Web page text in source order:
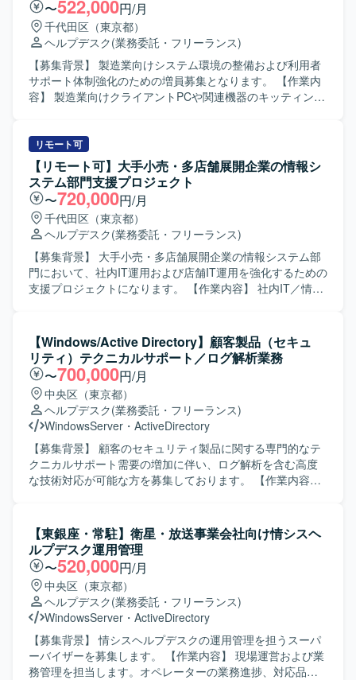
しと、対象サーバーの一覧作成を行います。 ・本稼働した
サーバーのNotesDB登録およびEOSを実施したサーバーの
NotesDB削除対応を行います。 ・サーバーから取得したID
リストとNotesDBの登録内容との整合性チェックを行い、
不整合があった場合の調査および問い合わせ対応を実施い
たします。 【求める人物像】 ・丁寧かつ正確にデータを扱
ョンを取りながら、状況報告や相談を適切に行っていただ
ける方を歓迎いたします。 【ポジションの魅力】 ・特権ID
管理やセキュリティパッチ適用など、リスク管理領域の実
務を通じてインフラ運用・セキュリティに関する知見を深
めていただけます。 ・NotesDBやバッチ処理、Excelマクロ
などを活用した運用自動化・効率化の経験を積むことがで
きます。 【開発環境】 ・NotesDB ・Excelマクロ、Lotusス
クリプト
〜522,000円/月
千代田区（東京都）
ヘルプデスク(業務委託・フリーランス)
【募集背景】 製造業向けシステム環境の整備および利用者
サポート体制強化のための増員募集となります。 【作業内
容】 製造業向けクライアントPCや関連機器のキッティング
などを実施いたします。併せて、インフラ環境や業務アプ
リケーション、プリンター等に関する問い合わせに対応
し、一次切り分けやエスカレーション、利用者への操作案
内などを行っていただきます。作業手順の標準化に向けた
手順書の作成や更新にも携わっていただきます。 【求める
人物像】 利用者目線で丁寧に対応できる方を求めていま
す。コミュニケーションを取りながら状況整理や説明を行
うことが得意な方、自ら主体的に業務改善や手順の整備に
取り組める方にマッチする環境です。複数のタスクを並行
して進めながらも、確実かつ正確に作業を遂行できる方を
積むことができます。現場での問い合わせ内容を踏まえな
がら、標準化や手順書整備に関わることで、運用設計の視
点を身に付けていただけます。長期的な参画を通じて、顧
客業務や環境への理解を深めながらスキルの幅を広げてい
くことが可能です。 【開発環境】 クライアントPCおよび
周辺機器、業務アプリケーション、プリンター等を対象と
したエンドユーザーコンピューティング環境となります。
リモート可
【リモート可】大手小売・多店舗展開企業の情報シ
ステム部門支援プロジェクト
〜720,000円/月
千代田区（東京都）
ヘルプデスク(業務委託・フリーランス)
【募集背景】 大手小売・多店舗展開企業の情報システム部
門において、社内IT運用および店舗IT運用を強化するための
支援プロジェクトになります。 【作業内容】 社内IT／情シ
る問い合わせ対応を実施します。PCおよびモバイル端末の
キッティング、設定、入替対応を行います。MS系ツール
（M365／AD／Entra ID／Intune）の運用作業を担当しま
す。店舗IT（POS、PBX 等）の運用サポートを行います。
【求める人物像】 セルフスターターで主体的に業務に取り
組める方を求めています。新しい技術や業務へのキャッチ
アップ志向が強く、成長意欲のある方を歓迎します。 【ポ
ジションの魅力】 大手小売・多店舗展開企業の情報システ
ム部門において、社内ITと店舗ITの双方に関わることがで
き、多様なIT運用・サポート経験を積むことができます。
Active Directory、Entra ID、Intune などのMS系ツールおよ
び店舗IT（POS、PBX 等）を利用した運用環境になりま
す。
【Windows/Active Directory】顧客製品（セキュ
リティ）テクニカルサポート／ログ解析業務
〜700,000円/月
中央区（東京都）
ヘルプデスク(業務委託・フリーランス)
WindowsServer ・ ActiveDirectory
【募集背景】 顧客のセキュリティ製品に関する専門的なテ
クニカルサポート需要の増加に伴い、ログ解析を含む高度
な技術対応が可能な方を募集しております。 【作業内容】
応に加え、SIEMログ解析を中心とした技術調査を行いま
す。主な対応内容として、Windowsイベントログ解析
（Event ID 4624/4625 などの認証挙動の分析）、Active
Directory認証ログの調査（不正ログイン、権限昇格などの
攻撃手法理解を含む）、IPS／UTMのアラート調査、製品
（セキュリティ）の動作検証や技術的な深掘り調査、報告
書作成、社内レビュー、顧客向け説明（Web会議含む）を
行っていただきます。攻撃手法の理解を前提としたログ解
析を含む高度な技術対応が求められます。 【求める人物
像】 責任を持って1人称で対応できる方を求めております。
【東銀座・常駐】衛星・放送事業会社向け情シスヘ
ルプデスク運用管理
〜520,000円/月
中央区（東京都）
ヘルプデスク(業務委託・フリーランス)
WindowsServer ・ ActiveDirectory
【募集背景】 情シスヘルプデスクの運用管理を担うスーパ
ーバイザーを募集します。 【作業内容】 現場運営および業
務管理を担当します。オペレーターの業務進捗、対応品